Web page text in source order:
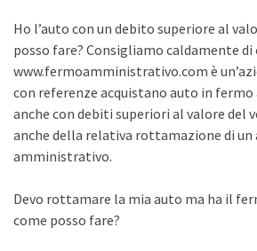
Ho l’auto con un debito superiore al
posso fare? Consigliamo caldamente
www.fermoamministrativo.com è
con referenze acquistano auto in
anche con debiti superiori al valore del
anche della relativa rottamazione di un
amministrativo.
Devo rottamare la mia auto ma ha il
come posso fare?